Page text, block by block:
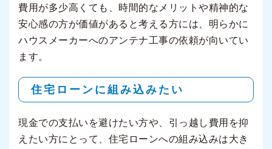
費用が多少高くても、時間的なメリットや精神的な
安心感の方が価値があると考える方には、明らかに
ハウスメーカーへのアンテナ工事の依頼が向いてい
ます。
住宅ローンに組み込みたい
現金での支払いを避けたい方や、引っ越し費用を抑
えたい方にとって、住宅ローンへの組み込みは大き